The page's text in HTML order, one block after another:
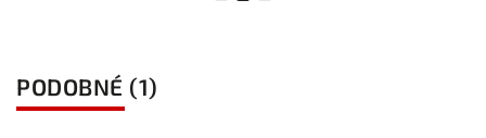
PODOBNÉ (1)